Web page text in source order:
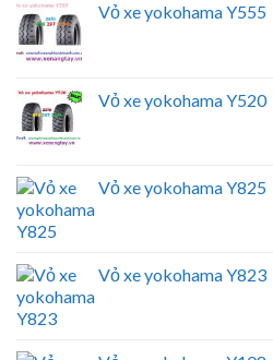
Vỏ xe yokohama Y555
Vỏ xe yokohama Y520
Vỏ xe yokohama Y825
Vỏ xe yokohama Y823